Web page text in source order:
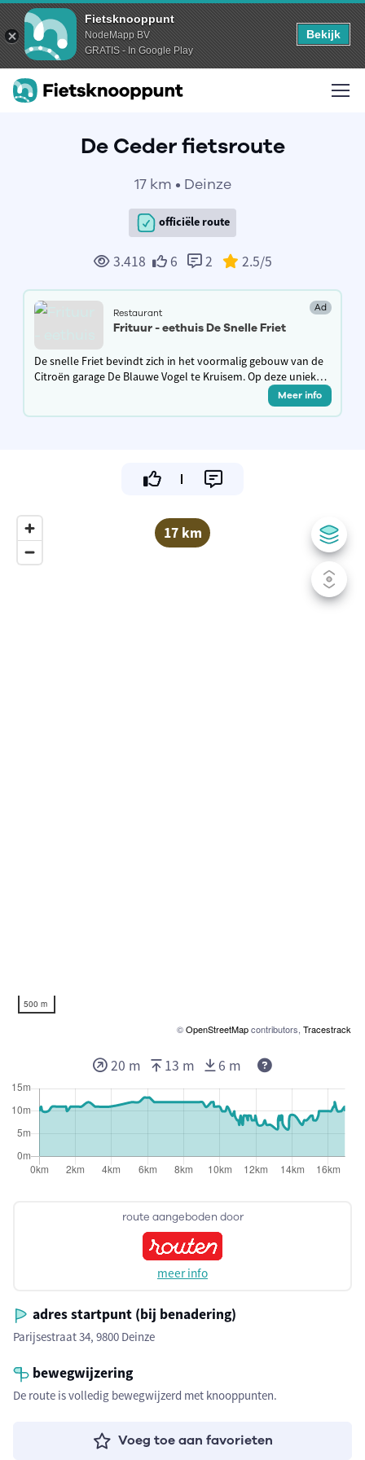
Fietsknooppunt
NodeMapp BV
GRATIS - In Google Play
Bekijk
De Ceder fietsroute
17 km • Deinze
officiële route
3.418 6 2 2.5/5
Restaurant Ad
Frituur - eethuis De Snelle Friet
De snelle Friet bevindt zich in het voormalig gebouw van de
Citroën garage De Blauwe Vogel te Kruisem. Op deze unieke
locatie staan we voor ambachtelijk vakmanschap met een
Meer info
17 km
500 m
©OpenStreetMapcontributors, Tracestrack
route aangeboden door
meer info
adres startpunt (bij benadering)
Parijsestraat 34, 9800 Deinze
bewegwijzering
De route is volledig bewegwijzerd met knooppunten.
Voeg toe aan favorieten
20 m 13 m 6 m